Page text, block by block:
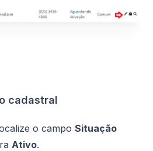
cadastral
o campoSituação
Ativo.